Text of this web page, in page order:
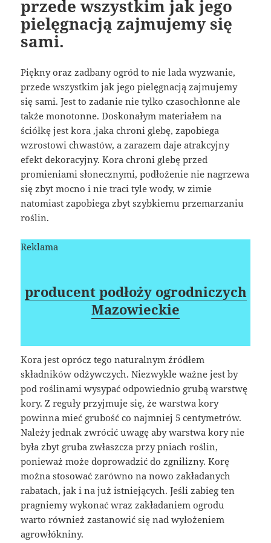
przede wszystkim jak jego
pielęgnacją zajmujemy się
sami.
Piękny oraz zadbany ogród to nie lada wyzwanie,
przede wszystkim jak jego pielęgnacją zajmujemy
się sami. Jest to zadanie nie tylko czasochłonne ale
także monotonne. Doskonałym materiałem na
ściółkę jest kora ,jaka chroni glebę, zapobiega
wzrostowi chwastów, a zarazem daje atrakcyjny
efekt dekoracyjny. Kora chroni glebę przed
promieniami słonecznymi, podłożenie nie nagrzewa
się zbyt mocno i nie traci tyle wody, w zimie
natomiast zapobiega zbyt szybkiemu przemarzaniu
roślin.
Reklama
producent podłoży ogrodniczych
Mazowieckie
Kora jest oprócz tego naturalnym źródłem
składników odżywczych. Niezwykle ważne jest by
pod roślinami wysypać odpowiednio grubą warstwę
kory. Z reguły przyjmuje się, że warstwa kory
powinna mieć grubość co najmniej 5 centymetrów.
Należy jednak zwrócić uwagę aby warstwa kory nie
była zbyt gruba zwłaszcza przy pniach roślin,
ponieważ może doprowadzić do zgnilizny. Korę
można stosować zarówno na nowo zakładanych
rabatach, jak i na już istniejących. Jeśli zabieg ten
pragniemy wykonać wraz zakładaniem ogrodu
warto również zastanowić się nad wyłożeniem
agrowłókniny.